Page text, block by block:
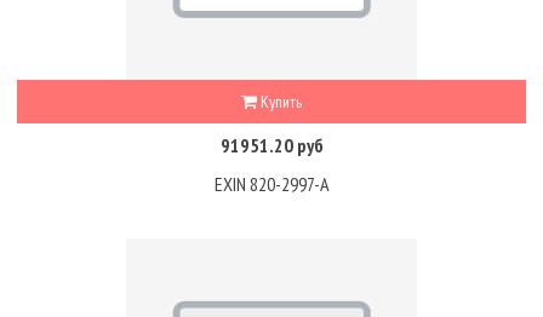
Купить
91951.20 руб
EXIN 820-2997-A